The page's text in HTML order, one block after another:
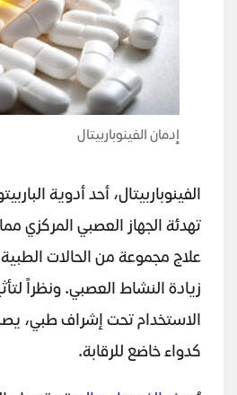
إدمان الفينوباربيتال
الفينوباربيتال، أحد أدوية
تهدئة الجهاز العصبي المركزي
علاج مجموعة من الحالات
زيادة النشاط العصبي. ونظراً
الاستخدام تحت إشراف طبي،
كدواء خاضع للرقابة.